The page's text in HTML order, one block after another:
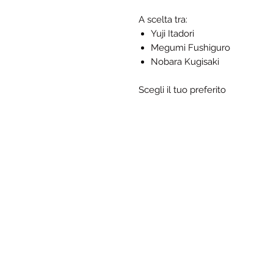
A scelta tra:
Yuji Itadori
Megumi Fushiguro
Nobara Kugisaki
Scegli il tuo preferito